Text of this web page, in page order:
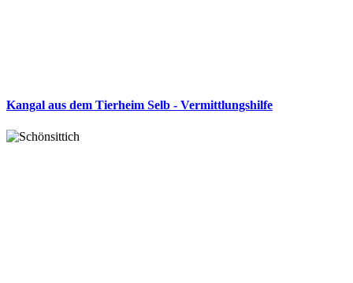
Kangal aus dem Tierheim Selb - Vermittlungshilfe